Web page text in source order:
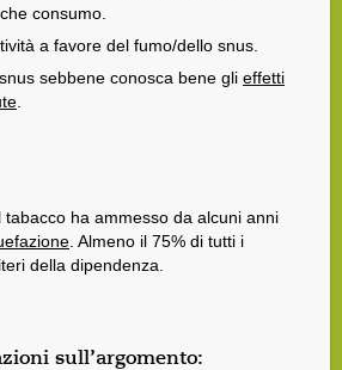
consumo.
a favore del fumo/dello snus.
sebbene conosca bene gli effetti
.
tabacco ha ammesso da alcuni anni
. Almeno il 75% di tutti i
della dipendenza.
sull’argomento: